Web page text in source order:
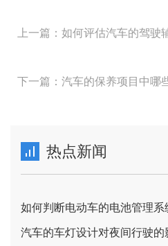
热点新闻
如何判断电动车的电池管理系
汽车的车灯设计对夜间行驶的